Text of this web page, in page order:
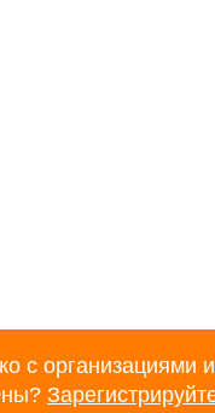
с организациями